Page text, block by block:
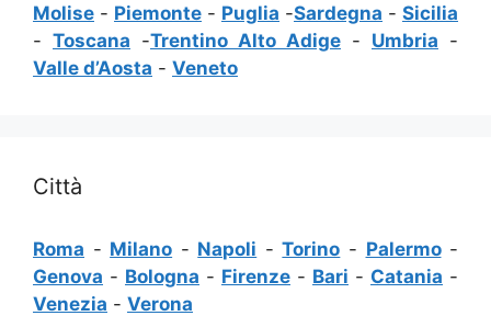
Molise - Piemonte - Puglia -Sardegna - Sicilia
- Toscana -Trentino Alto Adige - Umbria -
Valle d’Aosta - Veneto
Città
Roma - Milano - Napoli -Torino - Palermo-
Genova - Bologna - Firenze - Bari - Catania -
Venezia - Verona